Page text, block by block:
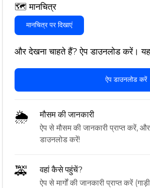
🗺मानचित्र
मानचित्र पर दिखाएं
और देखना चाहते हैं? ऐप डाउनलोड करें।
ऐप डाउनलोड करें
🌦 मौसम की जानकारी
ऐप से मौसम की जानकारी प्राप्त करें,
डाउनलोड करें!
🚕 वहां कैसे पहुंचें?
ऐप से मार्गों की जानकारी प्राप्त करें